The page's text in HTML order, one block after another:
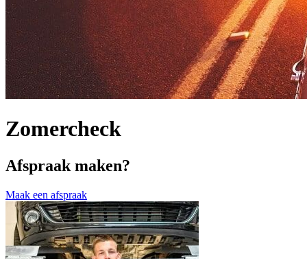
Zomercheck
Afspraak maken?
Maak een afspraak